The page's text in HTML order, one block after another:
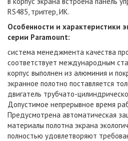
RS485, триггер, ИК.
Особенности и характеристики
серии Paramount:
система менеджмента качества
соответствует международным
корпус выполнен из алюминия и
экранное полотно поставляется
двигатель трубчато-
Допустимое непрерывное время
Предусмотрена автоматическая
материалы полотна экрана
полностью удовлетворяют